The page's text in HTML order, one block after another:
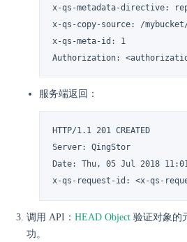
x-qs-metadata-directive:
x-qs-copy-source: /
x-qs-meta-id: 1
Authorization:
服务端返回：
HTTP/1.1 201 CREATED
Server: QingStor
Date: Thu, 05 Jul 2018
x-qs-request-id: <x-qs-
调用 API： HEAD Object 验证对象的
功。